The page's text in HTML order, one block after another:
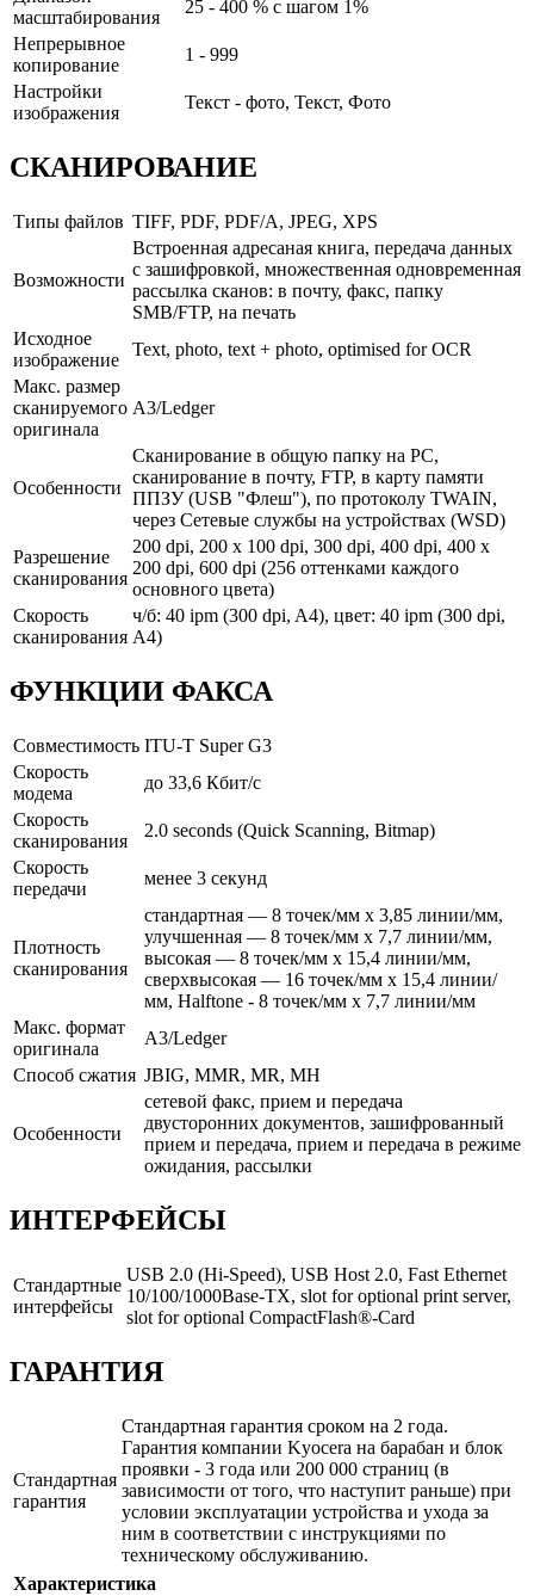
масштабирования
25 - 400 % с шагом 1%
Непрерывное
копирование
1 - 999
Настройки
изображения
Текст - фото, Текст, Фото
СКАНИРОВАНИЕ
Типы файлов TIFF, PDF, PDF/A, JPEG, XPS
Возможности
Встроенная адресаная книга, передача данных
с зашифровкой, множественная одновременная
рассылка сканов: в почту, факс, папку
SMB/FTP, на печать
Исходное
изображение
Text, photo, text + photo, optimised for OCR
Макс. размер
сканируемого
оригинала
A3/Ledger
Особенности
Сканирование в общую папку на РС,
сканирование в почту, FTP, в карту памяти
ППЗУ (USB "Флеш"), по протоколу TWAIN,
через Сетевые службы на устройствах (WSD)
Разрешение
сканирования
200 dpi, 200 x 100 dpi, 300 dpi, 400 dpi, 400 x
200 dpi, 600 dpi (256 оттенками каждого
основного цвета)
Скорость
сканирования
ч/б: 40 ipm (300 dpi, A4), цвет: 40 ipm (300 dpi,
A4)
ФУНКЦИИ ФАКСА
Совместимость ITU-T Super G3
Скорость
модема
до 33,6 Кбит/с
Скорость
сканирования
2.0 seconds (Quick Scanning, Bitmap)
Скорость
передачи
менее 3 секунд
Плотность
сканирования
стандартная — 8 точек/мм x 3,85 линии/мм,
улучшенная — 8 точек/мм x 7,7 линии/мм,
высокая — 8 точек/мм x 15,4 линии/мм,
сверхвысокая — 16 точек/мм x 15,4 линии/
мм, Halftone - 8 точек/мм x 7,7 линии/мм
Макс. формат
оригинала
A3/Ledger
Способ сжатия JBIG, MMR, MR, MH
Особенности
сетевой факс, прием и передача
двусторонних документов, зашифрованный
прием и передача, прием и передача в режиме
ожидания, рассылки
ИНТЕРФЕЙСЫ
Стандартные
интерфейсы
USB 2.0 (Hi-Speed), USB Host 2.0, Fast Ethernet
10/100/1000Base-TX, slot for optional print server,
slot for optional CompactFlash®-Card
ГАРАНТИЯ
Стандартная
гарантия
Стандартная гарантия сроком на 2 года.
Гарантия компании Kyocera на барабан и блок
проявки - 3 года или 200 000 страниц (в
зависимости от того, что наступит раньше) при
условии эксплуатации устройства и ухода за
ним в соответствии с инструкциями по
техническому обслуживанию.
Характеристика